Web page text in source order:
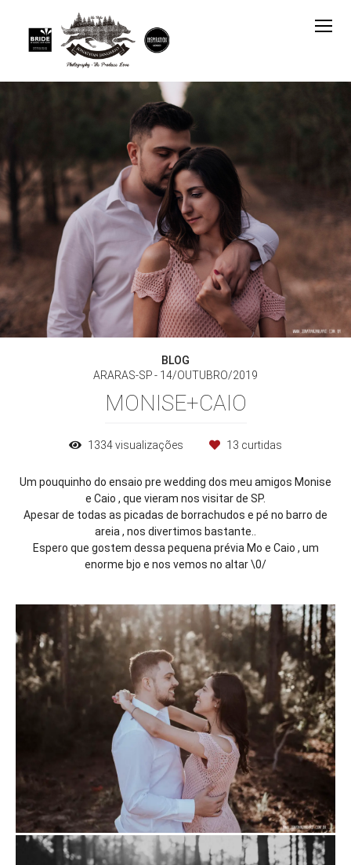
BLOG
ARARAS-SP
14/OUTUBRO/2019
MONISE+CAIO
1334visualizações 13 curtidas
Um pouquinho do ensaio pre wedding dos meu amigos Monise
e Caio , que vieram nos visitar de SP.
Apesar de todas as picadas de borrachudos e pé no barro de
areia , nos divertimos bastante..
Espero que gostem dessa pequena prévia Mo e Caio , um
enorme bjo e nos vemos no altar \0/